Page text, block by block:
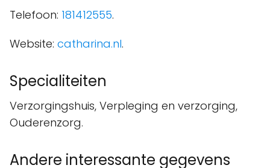
Telefoon: 181412555.
Website: catharina.nl.
Specialiteiten
Verzorgingshuis, Verpleging en verzorging,
Ouderenzorg.
Andere interessante gegevens